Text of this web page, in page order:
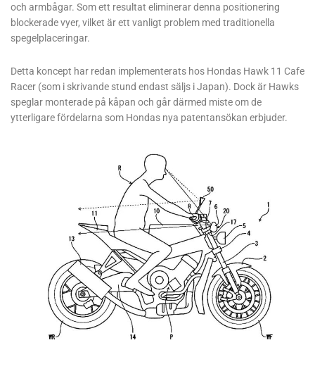
och armbågar. Som ett resultat eliminerar denna positionering
blockerade vyer, vilket är ett vanligt problem med traditionella
spegelplaceringar.
Detta koncept har redan implementerats hos Hondas Hawk 11 Cafe
Racer (som i skrivande stund endast säljs i Japan). Dock är Hawks
speglar monterade på kåpan och går därmed miste om de
ytterligare fördelarna som Hondas nya patentansökan erbjuder.